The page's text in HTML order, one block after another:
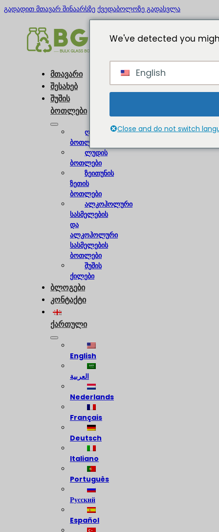
გადადით მთავარ შინაარსზე ქვედაბოლოზე გადასვლა
მთავარი
შესახებ
შუშის
ბოთლები
ღვინის
ბოთლები
ლუდის
ბოთლები
ზეითუნის
ზეთის
ბოთლები
ალკოჰოლური
სასმელების
და
ალკოჰოლური
სასმელების
ბოთლები
შუშის
ქილები
ბლოგები
კონტაქტი
ქართული
English
العربية
Nederlands
Français
Deutsch
Italiano
Português
Русский
Español
We've detected you
English
Close and do not switch